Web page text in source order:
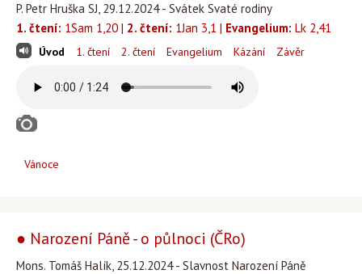
P. Petr Hruška SJ, 29.12.2024 - Svátek Svaté rodiny
1. čtení: 1Sam 1,20 | 2. čtení: 1Jan 3,1 | Evangelium: Lk 2,41
Úvod 1. čtení 2. čtení Evangelium Kázání Závěr
Vánoce
● Narození Páně - o půlnoci (ČRo)
Mons. Tomáš Halík, 25.12.2024 - Slavnost Narození Páně